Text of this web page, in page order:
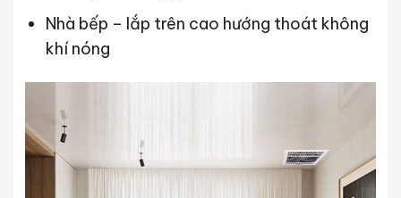
Nhà bếp – lắp trên cao hướng thoát không
khí nóng